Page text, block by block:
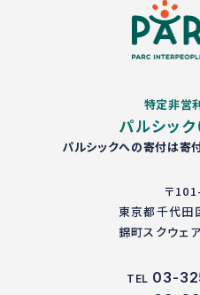
特定非営
パルシック
パルシックへの寄付は寄
〒
東京都千代田
錦町スクウェ
TEL 03-